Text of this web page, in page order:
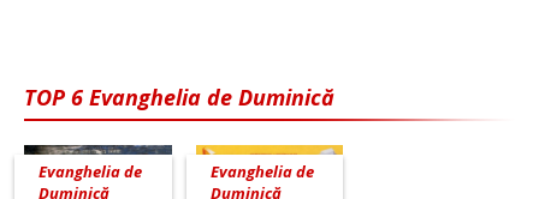
TOP 6 Evanghelia de Duminică
Evanghelia de
Duminică
Evanghelia de
Duminică